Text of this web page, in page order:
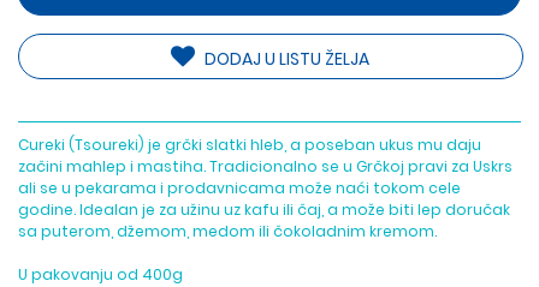
DODAJ U LISTU ŽELJA
Cureki (Tsoureki) je grčki slatki hleb, a poseban ukus mu daju
začini mahlep i mastiha. Tradicionalno se u Grčkoj pravi za Uskrs
ali se u pekarama i prodavnicama može naći tokom cele
godine. Idealan je za užinu uz kafu ili čaj, a može biti lep doručak
sa puterom, džemom, medom ili čokoladnim kremom.
U pakovanju od 400g